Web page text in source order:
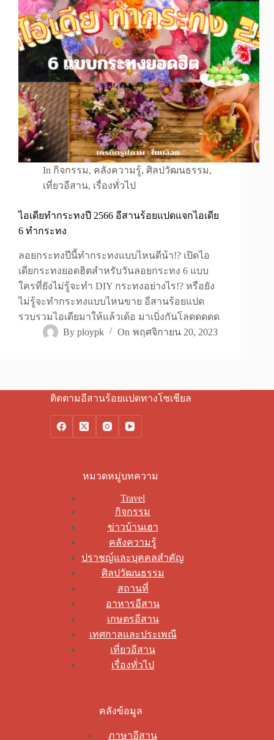
In กิจกรรม, คลังความรู้,ศิลปวัฒนธรรม,
เที่ยวอีสาน, เรื่องทั่วไป
ไอเดียทำกระทงปี 2566 อีสานร้อยแปดแจกไอเดีย
6 ทำกระทง
ลอยกระทงปีนี้ทำกระทงแบบไหนดีน้า!? เปิดไอ
เดียกระทงยอดฮิตสำหรับวันลอยกระทง 6 แบบ
ใครที่ยังไม่รู้จะทำ DIY กระทงอย่างไร!? หรือยัง
ไม่รู้จะทำกระทงแบบไหนขาย อีสานร้อยแปด
รวบรวมไอเดียมาให้แล้วเด้อ มาเบิ่งกันโลดดดดด
By ploypk On พฤศจิกายน 20, 2023
ติดตามอีสานร้อยแปดทางโซเชียล
หมวดหมู่บทความ
Travel
กิจกรรม
ข่าวบ้านเฮา
คลังความรู้
ปราชญ์และบุคคลสำคัญ
ศิลปวัฒนธรรม
สถานที่
อาหารอีสาน
เกษตรอีสาน
เทศกาลและประเพณี
เที่ยวอีสาน
เรื่องทั่วไป
คลังข้อมูล
ภาษาอีสาน